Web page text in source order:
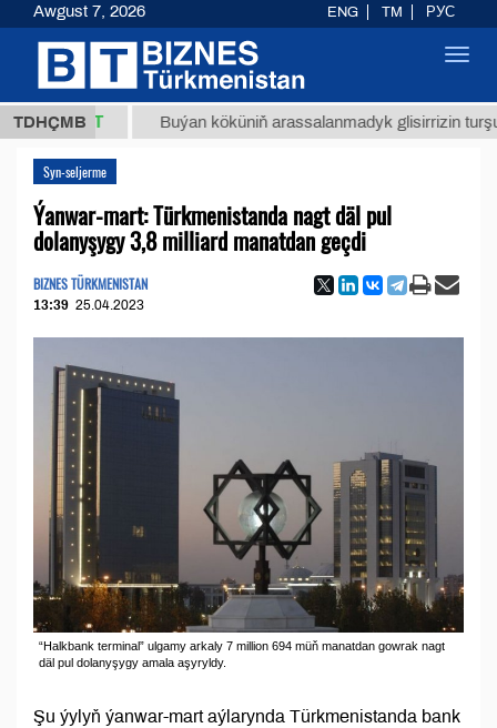
TDHÇMB
ТМТ Buýan köküniň arassalanmadyk glisirrizin turşusy
Syn-seljerme
Ýanwar-mart: Türkmenistanda nagt däl pul
dolanyşygy 3,8 milliard manatdan geçdi
BIZNES TÜRKMENISTAN
13:39 25.04.2023
“Halkbank terminal” ulgamy arkaly 7 million 694 müň manatdan gowrak nagt
däl pul dolanyşygy amala aşyryldy.
Şu ýylyň ýanwar-mart aýlarynda Türkmenistanda bank
Awgust 7, 2026 ENG TM РУС